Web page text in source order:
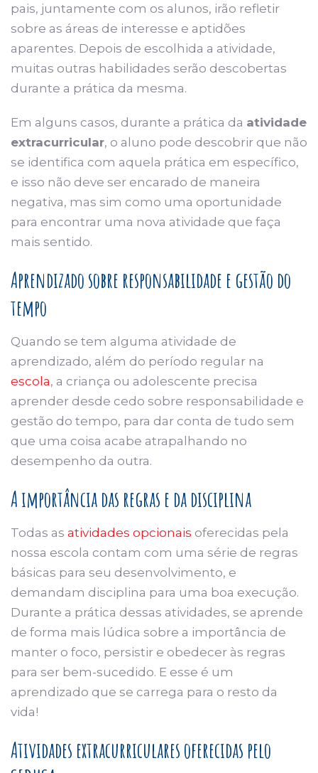
pais, juntamente com os alunos, irão refletir
sobre as áreas de interesse e aptidões
aparentes. Depois de escolhida a atividade,
muitas outras habilidades serão descobertas
durante a prática da mesma.
Em alguns casos, durante a prática da atividade
extracurricular, o aluno pode descobrir que não
se identifica com aquela prática em específico,
e isso não deve ser encarado de maneira
negativa, mas sim como uma oportunidade
para encontrar uma nova atividade que faça
mais sentido.
Aprendizado sobre responsabilidade e gestão do
tempo
Quando se tem alguma atividade de
aprendizado, além do período regular na
escola, a criança ou adolescente precisa
aprender desde cedo sobre responsabilidade e
gestão do tempo, para dar conta de tudo sem
que uma coisa acabe atrapalhando no
desempenho da outra.
A importância das regras e da disciplina
Todas as atividades opcionais oferecidas pela
nossa escola contam com uma série de regras
básicas para seu desenvolvimento, e
demandam disciplina para uma boa execução.
Durante a prática dessas atividades, se aprende
de forma mais lúdica sobre a importância de
manter o foco, persistir e obedecer às regras
para ser bem-sucedido. E esse é um
aprendizado que se carrega para o resto da
vida!
Atividades extracurriculares oferecidas pelo